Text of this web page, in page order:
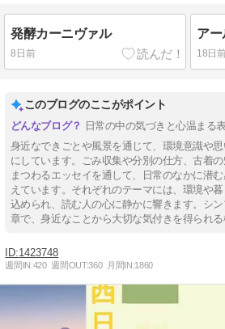
発酵カーニヴァル
8日前
ア
18日
このブログのここがポイント
日常の中の気づきと心温まる
身近なできごとや風景を通じて、環境意識や
にしています。ごみ収集や分別の仕方、古着
まつわるエッセイを通して、日常のなかに潜
えています。それぞれのテーマには、環境や
込められ、読む人の心に静かに響きます。シ
章で、身近なことから大切な気付きを得られる
1423748
週間IN:420 週間OUT:360 月間IN:1860